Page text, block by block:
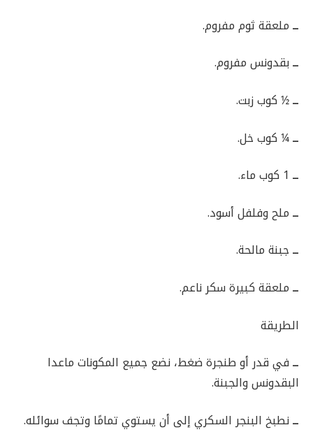
ــملعقة ثوم مفروم.
ــبقدونس مفروم.
ــ½ كوب زبت.
ــ¼ كوب خل.
ــ
ــملح وفلفل أسود.
ــجبنة مالحة.
ــملعقة كبيرة سكر ناعم.
الطريقة
ــفي قدر أو طنجرة ضغط، نضع جميع المكونات ماعدا
البقدونس والجبنة.
ــنطبخ البنجر السكري إلى أن يستوي تمامًا وتجف سوائله.